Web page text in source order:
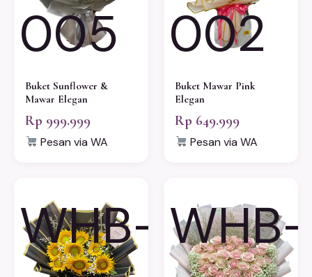
005
Buket Sunflower &
Mawar Elegan
Rp 999.999
Pesan via WA
002
Buket Mawar Pink
Elegan
Rp 649.999
Pesan via WA
WHB- WHB-